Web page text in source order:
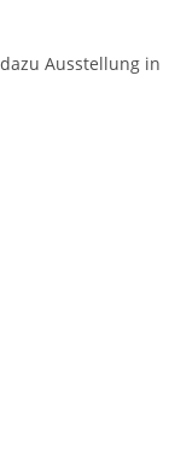
Ausstellung in